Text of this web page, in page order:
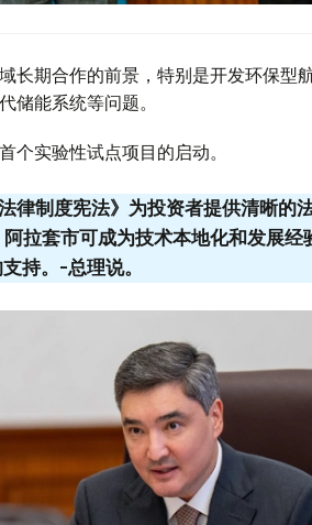
长期合作的前景，特别是开发环保型
储能系统等问题。
个实验性试点项目的启动。
律制度宪法》为投资者提供清晰的
拉套​​市可成为技术本地化和发展
持。-总理说。